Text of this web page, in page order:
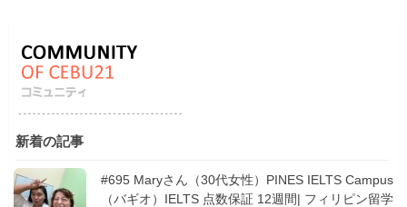
新着の記事
#695 Maryさん（30代女性）PINES IELTS Campus
（バギオ）IELTS 点数保証 12週間| フィリピン留学